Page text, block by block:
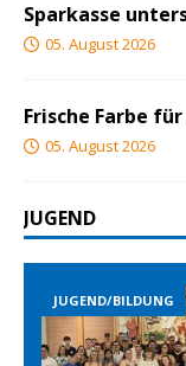
Sparkasse
05. August 2026
Frische Farbe
05. August 2026
JUGEND